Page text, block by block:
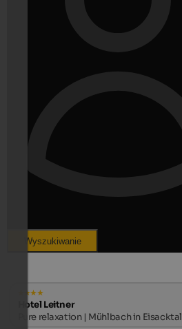
Wyszukiwanie
Hotel Leitner
Pure relaxation | Mühlbach in Eisacktal